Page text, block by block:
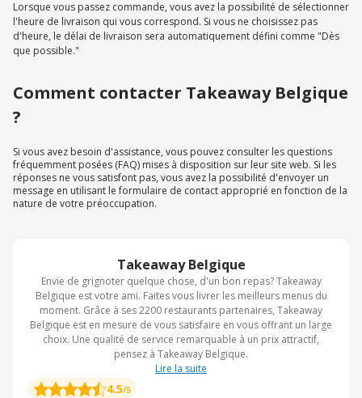
Takeaway Belgique
Envie de grignoter quelque chose, d'un bon repas? Takeaway
Belgique est votre ami. Faites vous livrer les meilleurs menus du
moment. Grâce à ses 2200 restaurants partenaires, Takeaway
Belgique est en mesure de vous satisfaire en vous offrant un large
choix. Une qualité de service remarquable à un prix attractif,
pensez à Takeaway Belgique.
Lire la suite
4.5/5
Lorsque vous passez commande, vous avez la possibilité de sélectionner
l'heure de livraison qui vous correspond. Si vous ne choisissez pas
d'heure, le délai de livraison sera automatiquement défini comme "Dès
que possible."
Comment contacter Takeaway Belgique
?
Si vous avez besoin d'assistance, vous pouvez consulter les questions
fréquemment posées (FAQ) mises à disposition sur leur site web. Si les
réponses ne vous satisfont pas, vous avez la possibilité d'envoyer un
message en utilisant le formulaire de contact approprié en fonction de la
nature de votre préoccupation.